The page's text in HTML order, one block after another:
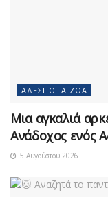
ΑΔΈΣΠΟΤΑ ΖΏΑ
Μια αγκαλιά
Ανάδοχος ενός
5 Αυγούστου 2026